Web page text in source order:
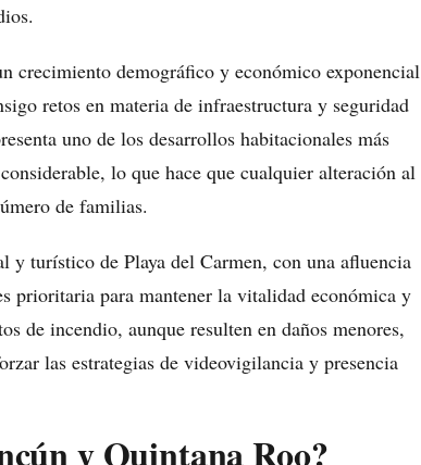
crecimiento demográfico y económico exponencial
retos en materia de infraestructura y seguridad
uno de los desarrollos habitacionales más
lo que hace que cualquier alteración al
de familias.
y turístico de Playa del Carmen, con una afluencia
prioritaria para mantener la vitalidad económica y
de incendio, aunque resulten en daños menores,
las estrategias de videovigilancia y presencia
y Quintana Roo?